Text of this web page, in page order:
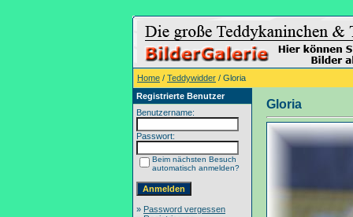
Home / Teddywidder / Gloria
Registrierte Benutzer
Benutzername:
Passwort:
Beim nächsten Besuch
automatisch anmelden?
» Password vergessen
Gloria